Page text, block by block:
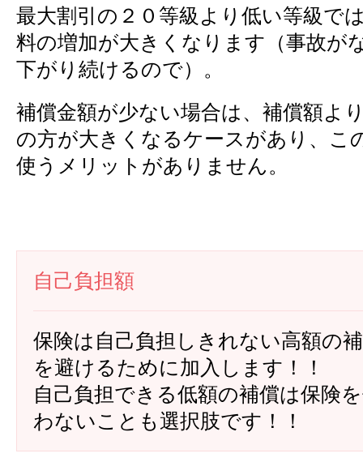
最大割引の２０等級より低い等級で
料の増加が大きくなります（事故が
下がり続けるので）。
補償金額が少ない場合は、補償額よ
の方が大きくなるケースがあり、こ
使うメリットがありません。
自己負担額
保険は自己負担しきれない高額の
を避けるために加入します！！
自己負担できる低額の補償は保険
わないことも選択肢です！！